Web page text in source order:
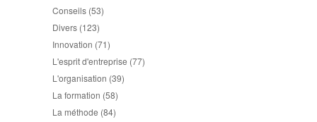
Conseils (53)
Divers (123)
Innovation (71)
L'esprit d'entreprise (77)
L'organisation (39)
La formation (58)
La méthode (84)